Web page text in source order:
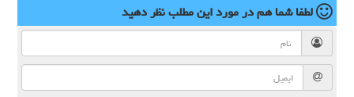
لطفا شما همدر مورد این مطلبنظر دهید